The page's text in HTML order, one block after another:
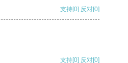
支持[0] 反对[0]
支持[0] 反对[0]